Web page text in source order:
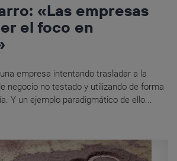
«Las empresas
el foco en
empresa intentando trasladar a la
negocio no testado y utilizando de forma
Y un ejemplo paradigmático de ello...